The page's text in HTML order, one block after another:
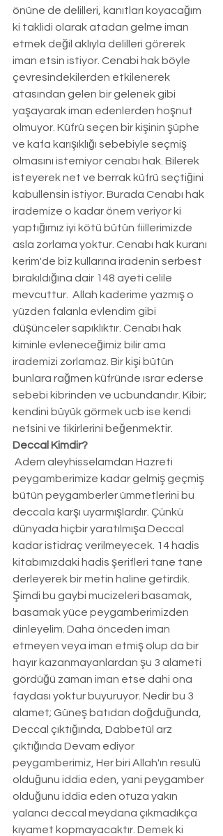
önüne de delilleri, kanıtları koyacağım
ki taklidi olarak atadan gelme iman
etmek değil aklıyla delilleri görerek
iman etsin istiyor. Cenabi hak böyle
çevresindekilerden etkilenerek
atasından gelen bir gelenek gibi
yaşayarak iman edenlerden hoşnut
olmuyor. Küfrü seçen bir kişinin şüphe
ve kafa karışıklığı sebebiyle seçmiş
olmasını istemiyor cenabı hak. Bilerek
isteyerek net ve berrak küfrü seçtiğini
kabullensin istiyor. Burada Cenabı hak
irademize o kadar önem veriyor ki
yaptığımız iyi kötü bütün fiillerimizde
asla zorlama yoktur. Cenabı hak kuranı
kerim'de biz kullarına iradenin serbest
bırakıldığına dair 148 ayeti celile
mevcuttur.  Allah kaderime yazmış o
yüzden falanla evlendim gibi
düşünceler sapıklıktır. Cenabı hak
kiminle evleneceğimiz bilir ama
irademizi zorlamaz. Bir kişi bütün
bunlara rağmen küfründe ısrar ederse
sebebi kibrinden ve ucbundandır. Kibir;
kendini büyük görmek ucb ise kendi
nefsini ve fikirlerini beğenmektir.
Deccal Kimdir?
peygamberimize kadar gelmiş geçmiş
bütün peygamberler ümmetlerini bu
deccala karşı uyarmışlardır. Çünkü
dünyada hiçbir yaratılmışa Deccal
kadar istidraç verilmeyecek. 14 hadis
kitabımızdaki hadis şerifleri tane tane
derleyerek bir metin haline getirdik.
Şimdi bu gaybi mucizeleri basamak,
basamak yüce peygamberimizden
dinleyelim. Daha önceden iman
etmeyen veya iman etmiş olup da bir
hayır kazanmayanlardan şu 3 alameti
gördüğü zaman iman etse dahi ona
faydası yoktur buyuruyor. Nedir bu 3
alamet; Güneş batıdan doğduğunda,
Deccal çıktığında, Dabbetül arz
çıktığında Devam ediyor
peygamberimiz, Her biri Allah'ın resulü
olduğunu iddia eden, yani peygamber
olduğunu iddia eden otuza yakın
yalancı deccal meydana çıkmadıkça
kıyamet kopmayacaktır. Demek ki